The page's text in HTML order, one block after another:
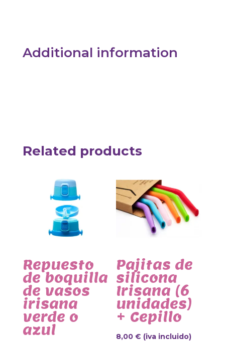
Additional information
Related products
Repuesto
de boquilla
de vasos
irisana
verde o
azul
Pajitas de
silicona
Irisana (6
unidades)
+ Cepillo
8,00€ (iva incluido)